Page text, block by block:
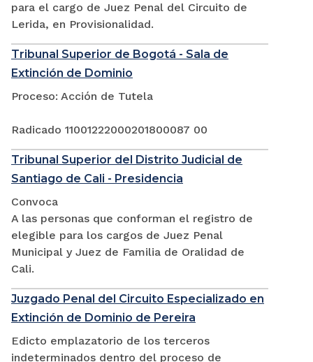
para el cargo de Juez Penal del Circuito de
Lerida, en Provisionalidad.
Tribunal Superior de Bogotá - Sala de
Extinción de Dominio
Proceso: Acción de Tutela
Radicado 11001222000201800087 00
Tribunal Superior del Distrito Judicial de
Santiago de Cali - Presidencia
Convoca
A las personas que conforman el registro de
elegible para los cargos de Juez Penal
Municipal y Juez de Familia de Oralidad de
Cali.
Juzgado Penal del Circuito Especializado en
Extinción de Dominio de Pereira
Edicto emplazatorio de los terceros
indeterminados dentro del proceso de